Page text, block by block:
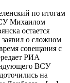
по итогам
Михаилом
остается
о сложном
совещания с
РИА
ВСУ
на